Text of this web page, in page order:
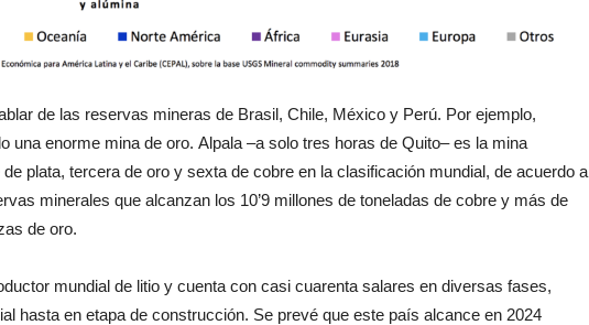
de las reservas mineras de Brasil, Chile, México y Perú. Por ejemplo,
una enorme mina de oro. Alpala –a solo tres horas de Quito– es la mina
plata, tercera de oro y sexta de cobre en la clasificación mundial, de acuerdo a
minerales que alcanzan los 10’9 millones de toneladas de cobre y más de
de oro.
mundial de litio y cuenta con casi cuarenta salares en diversas fases,
hasta en etapa de construcción. Se prevé que este país alcance en 2024